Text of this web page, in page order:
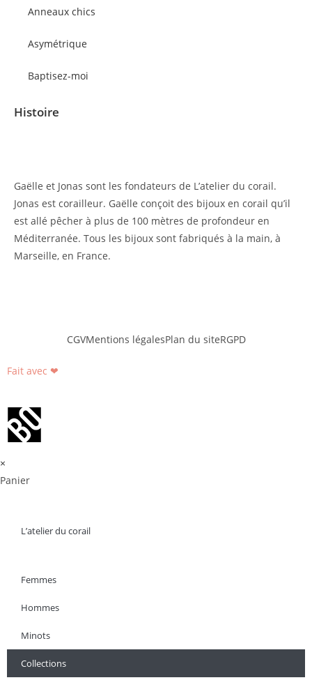
Anneaux chics
Asymétrique
Baptisez-moi
Histoire
Gaëlle et Jonas sont les fondateurs de L’atelier du corail.
Jonas est corailleur. Gaëlle conçoit des bijoux en corail qu’il
est allé pêcher à plus de 100 mètres de profondeur en
Méditerranée. Tous les bijoux sont fabriqués à la main, à
Marseille, en France.
CGVMentions légalesPlan du siteRGPD
Fait avec ❤
×
Panier
L’atelier du corail
Femmes
Hommes
Minots
Collections